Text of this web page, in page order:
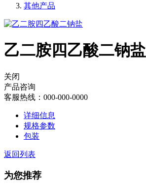
其他产品
乙二胺四乙酸二钠盐
关闭
产品咨询
客服热线：000-000-0000
详细信息
规格参数
包装
返回列表
为您推荐